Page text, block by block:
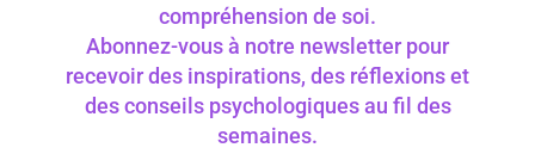
compréhension de soi.
Abonnez-vous à notre newsletter pour
recevoir des inspirations, des réflexions et
des conseils psychologiques au fil des
semaines.